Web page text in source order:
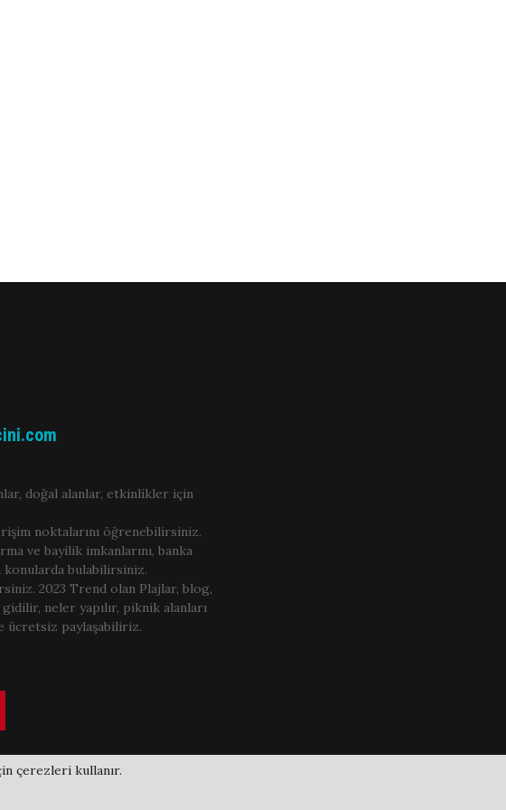
doğal alanlar, etkinlikler için
noktalarını öğrenebilirsiniz.
ve bayilik imkanlarını, banka
konularda bulabilirsiniz.
2023 Trend olan Plajlar, blog,
neler yapılır, piknik alanları
ücretsiz paylaşabiliriz.
çerezleri kullanır.